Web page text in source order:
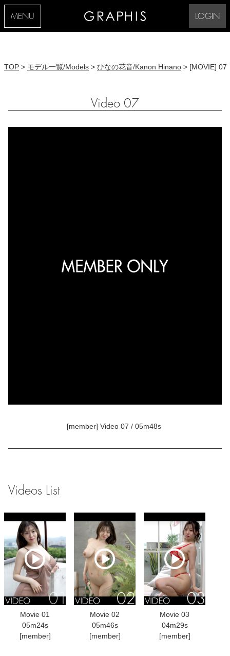
MENU LOGIN
TOP > モデル一覧/Models > ひなの花音/Kanon Hinano > [MOVIE] 07
Video 07
[member] Video 07 / 05m48s
Videos List
Movie 01
05m24s
[member]
Movie 02
05m46s
[member]
Movie 03
04m29s
[member]